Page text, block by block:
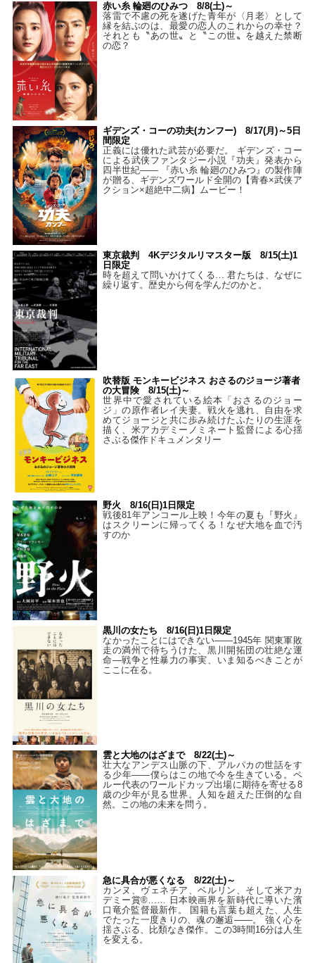
赤い糸 輪廻のひみつ 8/8(土)～
落雷で不慮の死を遂げた青年が〈月老〉として
縁を結ぶのは、最愛の恋人のこれからの幸せ？
それとも〝あの世〟と〝この世〟を越えた禁断
の恋？
ギデンズ・コーの功夫(カンフー) 8/17(月)～5日
間限定
正義には優れた武芸が必要だ。 ギデンズ・コー
による武侠ファンタジー小説『功夫』発表から
四半世紀―― 『赤い糸 輪廻のひみつ』の製作陣
が贈る、ギデンズワールド全開の【青春×武侠ア
クション×超絶中二病】ムービー！
東京裁判 4Kデジタルリマスター版 8/15(土)1
日限定
時を超えて問いかけてくる… 君たちは、なぜに
繰り返す。歴史から何を学んだのかと。
吹替版 モンキービジネス おさるのジョージ著者
の大冒険 8/15(土)～
世界中で愛されている絵本「おさるのジョー
ジ」の原作者レイ夫妻。戦火を逃れ、自由を求
めてジョージと共に歩み続けたふたりの生涯を
描く、米アカデミーノミネート監督による心揺
さぶる傑作ドキュメンタリー
野火 8/16(日)1日限定
戦後81年アンコール上映！今年の夏も『野火』
はスクリーンに帰ってくる！なぜ大地を血で汚
すのか
黒川の女たち 8/16(日)1日限定
なかったことにはできない——1945年 関東軍敗
走の満州で待ちうけた、黒川開拓団の壮絶な運
命―戦争と性暴力の事実、いま知るべきことが
ここに在る。
雲と大地のはざまで 8/22(土)～
壮大なアンデス山脈の下、アルパカの世話をす
る少年――僕らはこの地で今を生きている。ペ
ルー代表のワールドカップ出場に期待を寄せる8
歳の少年が見る世界。人知を超えた圧倒的な自
然。この地の未来を問う。
急に具合が悪くなる 8/22(土)～
カンヌ、ヴェネチア、ベルリン、そして米アカ
デミー賞®…… 日本映画界を新時代に導いた濱
口竜介監督最新作。 国籍も言葉も超えた、人生
でたった一度きりの、魂の邂逅――。 強く心を
揺さぶる、比類なき傑作。この3時間16分は人生
を変える。